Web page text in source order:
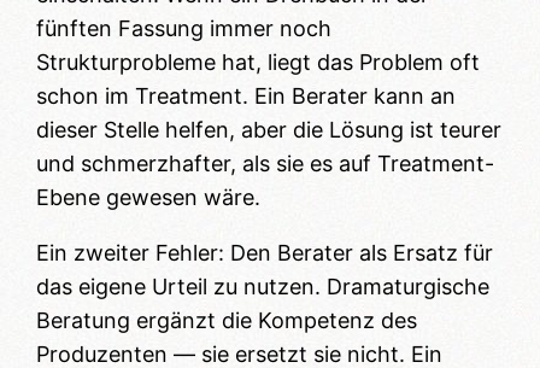
fünften Fassung immer noch
Strukturprobleme hat, liegt das Problem oft
schon im Treatment. Ein Berater kann an
dieser Stelle helfen, aber die Lösung ist teurer
und schmerzhafter, als sie es auf Treatment-
Ebene gewesen wäre.
Ein zweiter Fehler: Den Berater als Ersatz für
das eigene Urteil zu nutzen. Dramaturgische
Beratung ergänzt die Kompetenz des
Produzenten — sie ersetzt sie nicht. Ein